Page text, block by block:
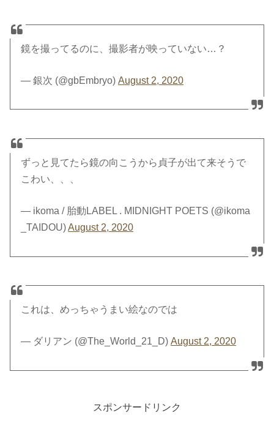
鏡を撮ってるのに、撮影者が映っていない…？
— 銀次 (@gbEmbryo)August 2, 2020
ずっと見てたら鏡の向こうから貞子が出て来そうで
こわい、、、
— ikoma / 胎動LABEL . MIDNIGHT POETS (@ikoma
_TAIDOU)August 2, 2020
これは、めっちゃうまい絵なのでは
— ダリアン (@The_World_21_D)August 2, 2020
スポンサードリンク